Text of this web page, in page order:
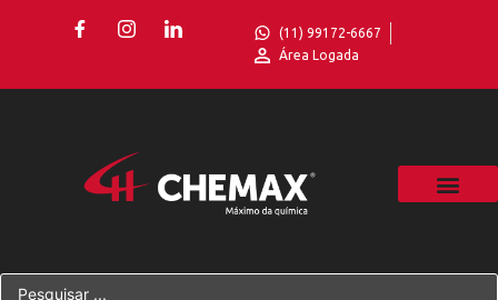
(11) 99172-6667
Área Logada